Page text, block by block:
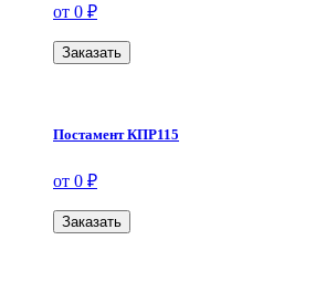
от 0 ₽
Заказать
Постамент КПР115
от 0 ₽
Заказать